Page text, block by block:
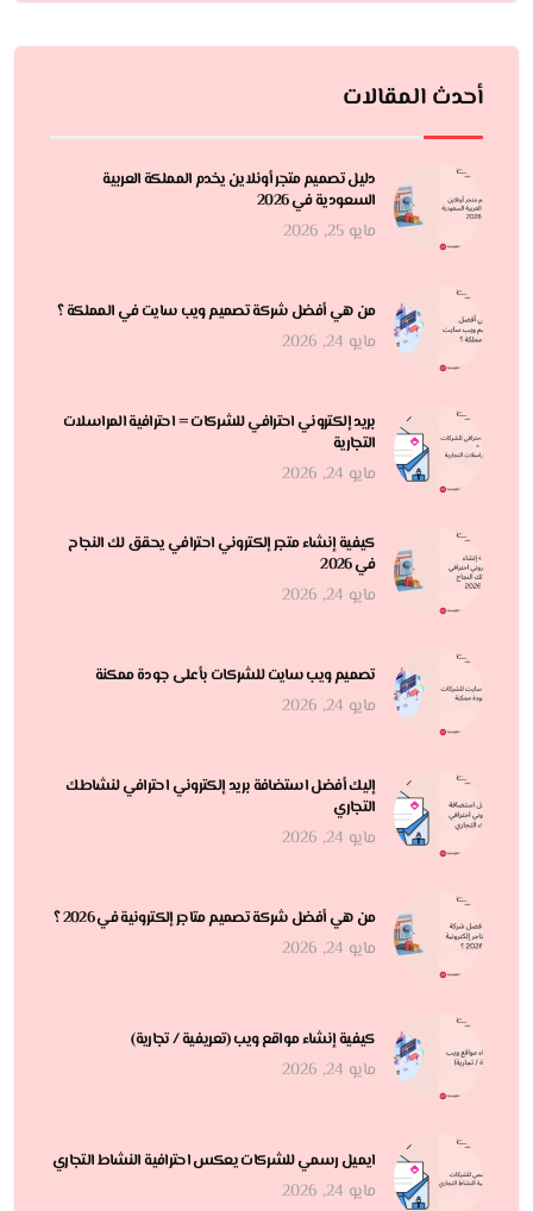
أحدث المقالات
دليل تصميم متجر أونلاين يخدم المملكة العربية
السعودية في 2026
مايو 25, 2026
من هي أفضل شركة تصميم ويب سايت في المملكة ؟
مايو 24, 2026
بريد إلكتروني احترافي للشركات = احترافية المراسلات
التجارية
مايو 24, 2026
كيفية إنشاء متجر إلكتروني احترافي يحقق لك النجاح
في 2026
مايو 24, 2026
تصميم ويب سايت للشركات بأعلى جودة ممكنة
مايو 24, 2026
إليك أفضل استضافة بريد إلكتروني احترافي لنشاطك
التجاري
مايو 24, 2026
من هي أفضل شركة تصميم متاجر إلكترونية في 2026 ؟
مايو 24, 2026
كيفية إنشاء مواقع ويب (تعريفية / تجارية)
مايو 24, 2026
ايميل رسمي للشركات يعكس احترافية النشاط التجاري
مايو 24, 2026